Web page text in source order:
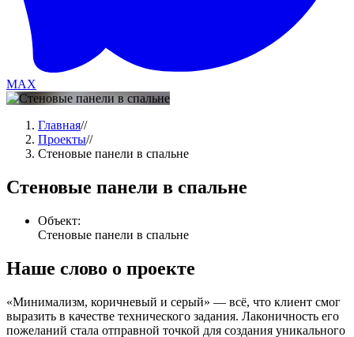
MAX
Главная//
Проекты//
Стеновые панели в спальне
Стеновые панели в спальне
Объект:
Стеновые панели в спальне
Наше слово о проекте
«Минимализм, коричневый и серый» — всё, что клиент смог
выразить в качестве технического задания. Лаконичность его
пожеланий стала отправной точкой для создания уникального